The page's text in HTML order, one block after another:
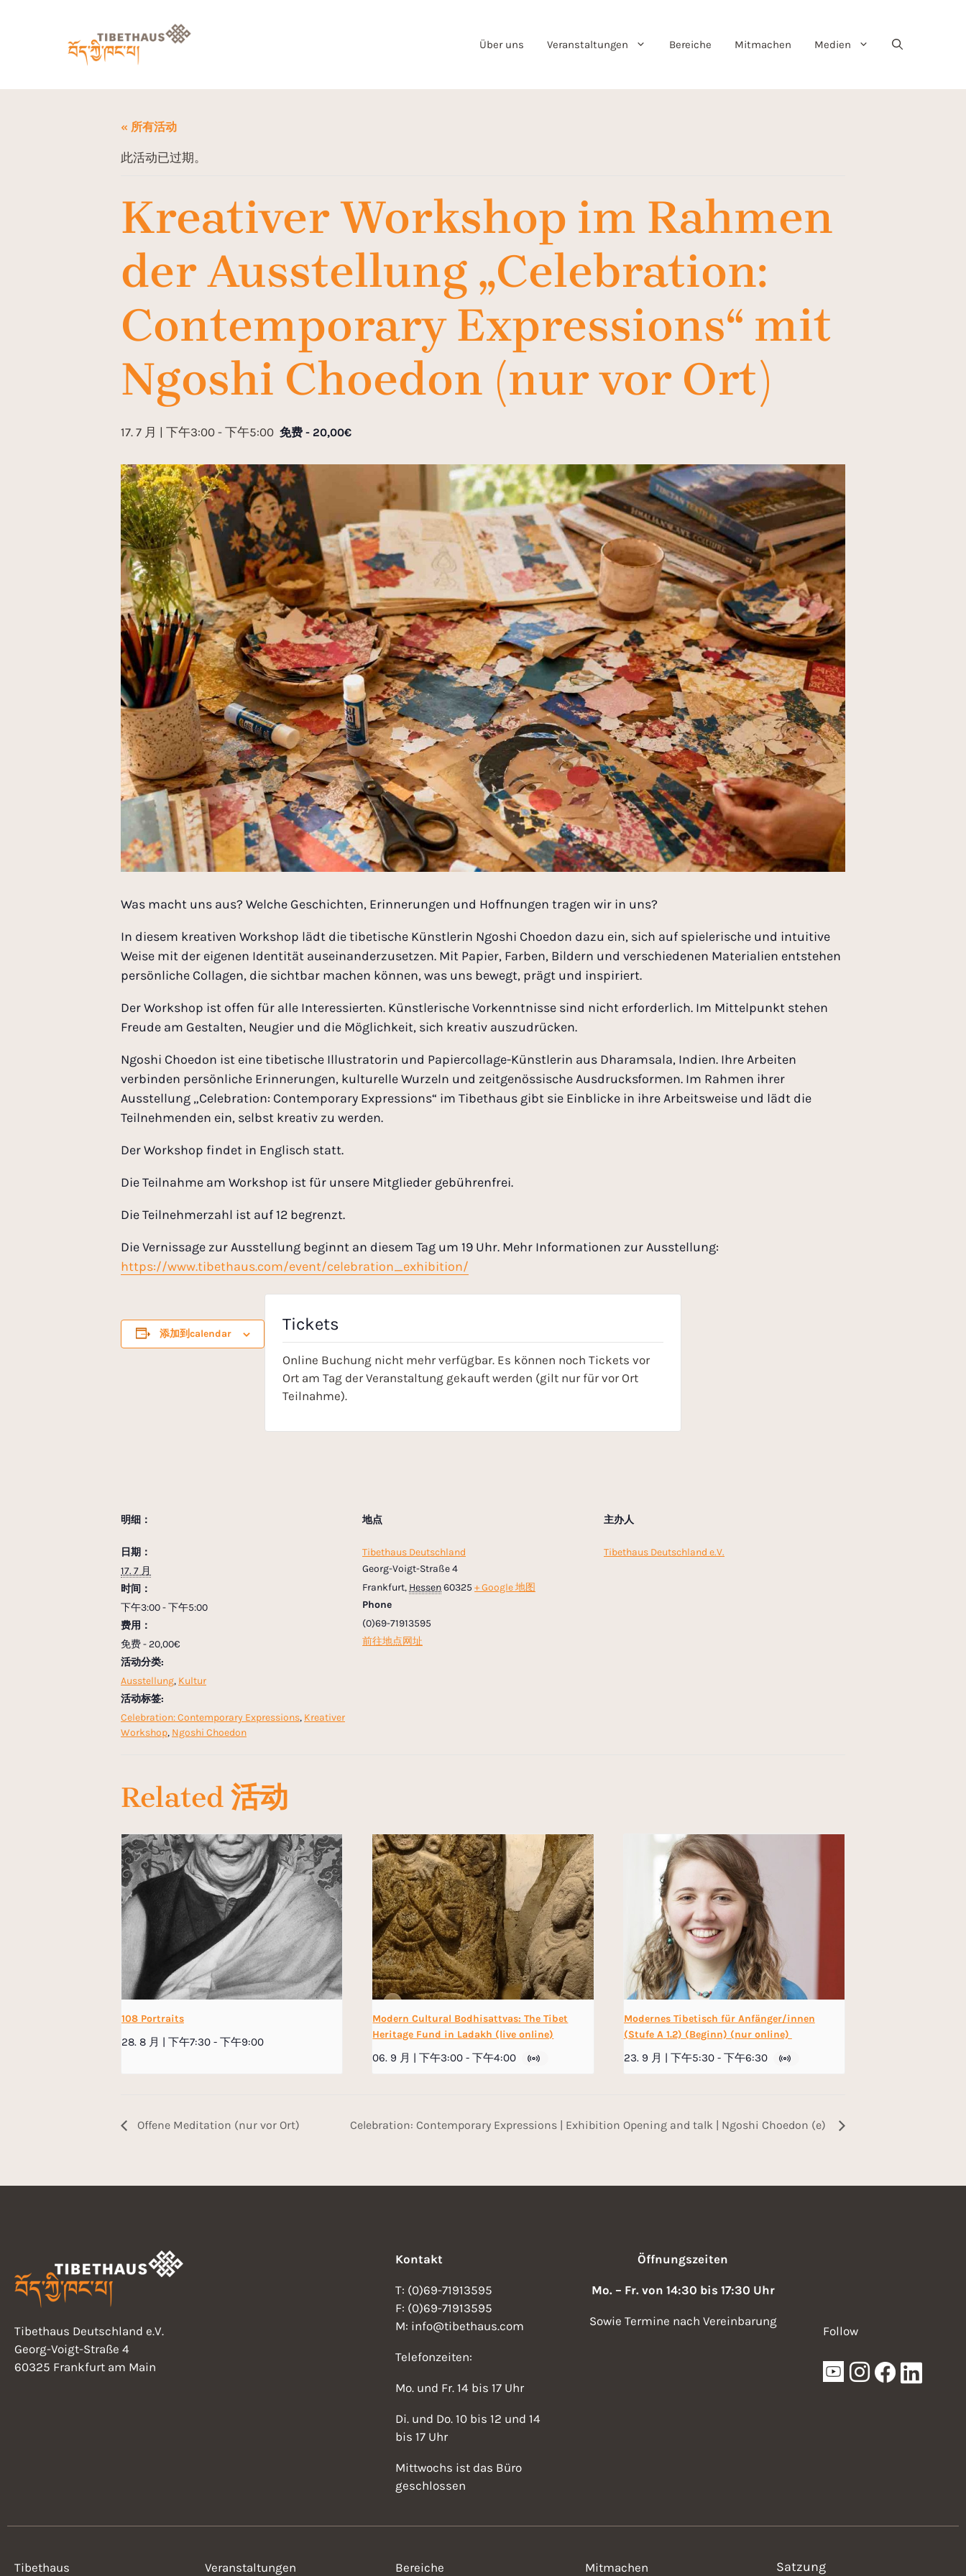
Über uns Veranstaltungen Bereiche Mitmachen Medien
« 所有活动
此活动已过期。
Kreativer Workshop im Rahmen
der Ausstellung „Celebration:
Contemporary Expressions“ mit
Ngoshi Choedon (nur vor Ort)
17. 7 月 | 下午3:00 - 下午5:00 免费 - 20,00€
Was macht uns aus? Welche Geschichten, Erinnerungen und Hoffnungen tragen wir in uns?
In diesem kreativen Workshop lädt die tibetische Künstlerin Ngoshi Choedon dazu ein, sich auf spielerische und intuitive
Weise mit der eigenen Identität auseinanderzusetzen. Mit Papier, Farben, Bildern und verschiedenen Materialien entstehen
persönliche Collagen, die sichtbar machen können, was uns bewegt, prägt und inspiriert.
Der Workshop ist offen für alle Interessierten. Künstlerische Vorkenntnisse sind nicht erforderlich. Im Mittelpunkt stehen
Freude am Gestalten, Neugier und die Möglichkeit, sich kreativ auszudrücken.
Ngoshi Choedon ist eine tibetische Illustratorin und Papiercollage-Künstlerin aus Dharamsala, Indien. Ihre Arbeiten
verbinden persönliche Erinnerungen, kulturelle Wurzeln und zeitgenössische Ausdrucksformen. Im Rahmen ihrer
Ausstellung „Celebration: Contemporary Expressions“ im Tibethaus gibt sie Einblicke in ihre Arbeitsweise und lädt die
Teilnehmenden ein, selbst kreativ zu werden.
Der Workshop findet in Englisch statt.
Die Teilnahme am Workshop ist für unsere Mitglieder gebührenfrei.
Die Teilnehmerzahl ist auf 12 begrenzt.
Die Vernissage zur Ausstellung beginnt an diesem Tag um 19 Uhr. Mehr Informationen zur Ausstellung:
https://www.tibethaus.com/event/celebration_exhibition/
添加到calendar
明细：
日期：
17. 7 月
时间：
下午3:00 - 下午5:00
费用：
免费 - 20,00€
活动分类:
Ausstellung, Kultur
活动标签:
Celebration: Contemporary Expressions, Kreativer
Workshop, Ngoshi Choedon
地点
Tibethaus Deutschland
Georg-Voigt-Straße 4
Frankfurt, Hessen60325 + Google 地图
Phone
(0)69-71913595
前往地点网址
主办人
Tibethaus Deutschland e.V.
Tickets
Online Buchung nicht mehr verfügbar. Es können noch Tickets vor
Ort am Tag der Veranstaltung gekauft werden (gilt nur für vor Ort
Teilnahme).
Related 活动
108 Portraits
28. 8 月 | 下午7:30 - 下午9:00
Modern Cultural Bodhisattvas: The Tibet
Heritage Fund in Ladakh (live online)
06. 9 月 | 下午3:00 - 下午4:00
Modernes Tibetisch für Anfänger/innen
(Stufe A 1.2) (Beginn) (nur online)
23. 9 月 | 下午5:30 - 下午6:30
Offene Meditation (nur vor Ort) Celebration: Contemporary Expressions | Exhibition Opening and talk | Ngoshi Choedon (e)
Tibethaus Deutschland e.V.
Georg-Voigt-Straße 4
60325 Frankfurt am Main
Kontakt
T: (0)69-71913595
F: (0)69-71913595
M: info@tibethaus.com
Telefonzeiten:
Mo. und Fr. 14 bis 17 Uhr
Di. und Do. 10 bis 12 und 14
bis 17 Uhr
Mittwochs ist das Büro
geschlossen
Öffnungszeiten
Mo. – Fr. von 14:30 bis 17:30 Uhr
Sowie Termine nach Vereinbarung
Follow
Tibethaus Veranstaltungen Bereiche Mitmachen Satzung